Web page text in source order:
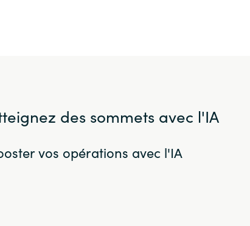
des sommets avec l'IA
vos opérations avec l'IA